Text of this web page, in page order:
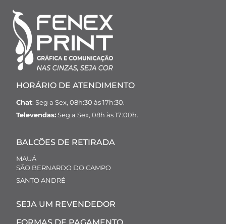
HORÁRIO DE ATENDIMENTO
Chat: Seg a Sex, 08h:30 às 17h:30.
Televendas:Seg a Sex, 08h às 17:00h.
BALCÕES DE RETIRADA
MAUÁ
SÃO BERNARDO DO CAMPO
SANTO ANDRÉ
SEJA UM REVENDEDOR